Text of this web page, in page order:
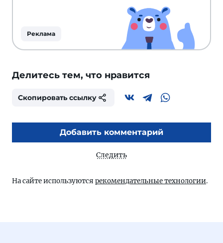
Реклама
Делитесь тем, что нравится
Скопировать ссылку
Добавить комментарий
Следить
На сайте используются рекомендательные технологии.